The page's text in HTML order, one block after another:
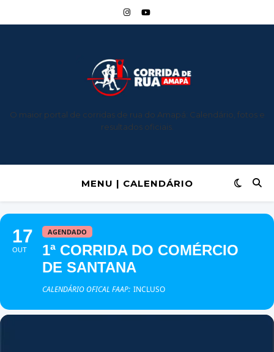
O maior portal de corridas de rua do Amapá: Calendário, fotos e
resultados oficiais.
MENU | CALENDÁRIO
17
OUT
AGENDADO
1ª CORRIDA DO COMÉRCIO
DE SANTANA
CALENDÁRIO OFICAL FAAP: INCLUSO